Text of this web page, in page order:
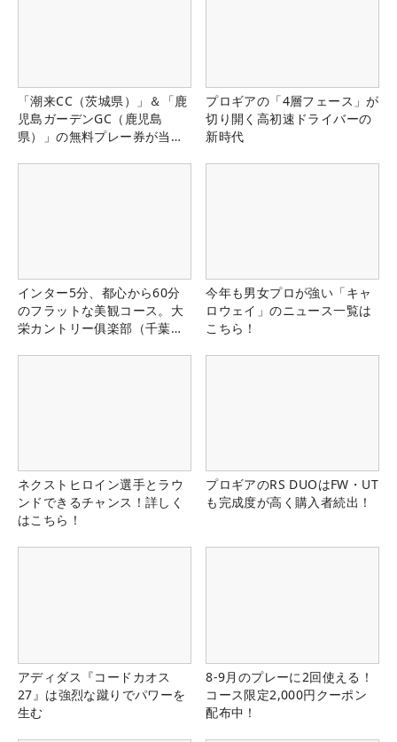
「潮来CC（茨城県）」＆「鹿
児島ガーデンGC（鹿児島
県）」の無料プレー券が当た
プロギアの「4層フェース」が
切り開く高初速ドライバーの
新時代
インター5分、都心から60分
のフラットな美観コース。大
栄カントリー俱楽部（千葉
今年も男女プロが強い「キャ
ロウェイ」のニュース一覧は
こちら！
ネクストヒロイン選手とラウ
ンドできるチャンス！詳しく
はこちら！
プロギアのRS DUOはFW・UT
も完成度が高く購入者続出！
アディダス『コードカオス
27』は強烈な蹴りでパワーを
生む
8-9月のプレーに2回使える！
コース限定2,000円クーポン
配布中！